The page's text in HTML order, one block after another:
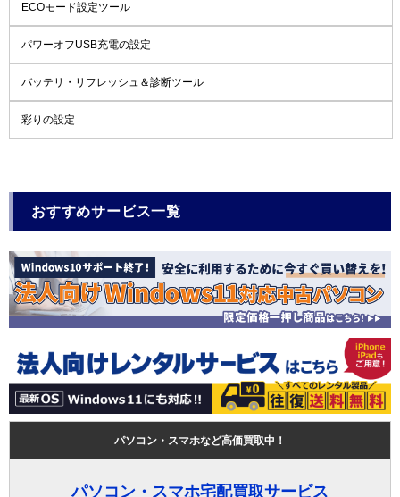
ECOモード設定ツール
パワーオフUSB充電の設定
バッテリ・リフレッシュ＆診断ツール
彩りの設定
おすすめサービス一覧
パソコン・スマホなど高価買取中！
パソコン・スマホ宅配買取サービス